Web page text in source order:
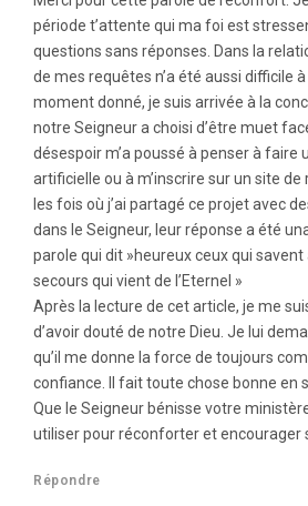
période t’attente qui ma foi est
questions sans réponses. Dans la
de mes requêtes n’a été aussi difficile
moment donné, je suis arrivée à la
notre Seigneur a choisi d’être muet
désespoir m’a poussé à penser à faire
artificielle ou à m’inscrire sur un site
les fois où j’ai partagé ce projet avec
dans le Seigneur, leur réponse a été
parole qui dit »heureux ceux qui
secours qui vient de l’Eternel »
Après la lecture de cet article, je me
d’avoir douté de notre Dieu. Je lui
qu’il me donne la force de toujours
confiance. Il fait toute chose bonne en
Que le Seigneur bénisse votre
utiliser pour réconforter et encourager
Répondre